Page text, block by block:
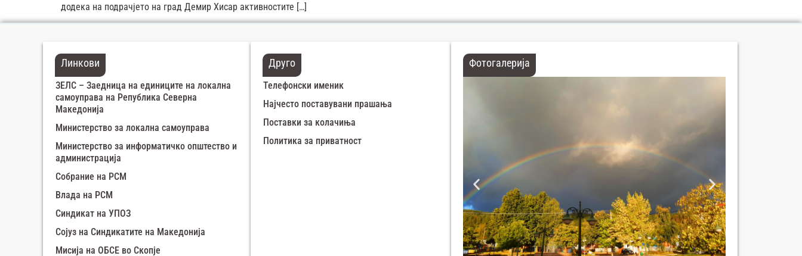
додека на подрачјето на град Демир Хисар активностите […]
Линкови
ЗЕЛС – Заедница на единиците на локална
самоуправа на Република Северна
Македонија
Министерство за локална самоуправа
Министерство за информатичко општество и
администрација
Собрание на РСМ
Влада на РСМ
Синдикат на УПОЗ
Сојуз на Синдикатите на Македонија
Мисија на ОБСЕ во Скопје
Друго
Телефонски именик
Најчесто поставувани прашања
Поставки за колачиња
Политика за приватност
Фотогалерија